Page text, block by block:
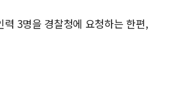
3명을 경찰청에 요청하는 한편,